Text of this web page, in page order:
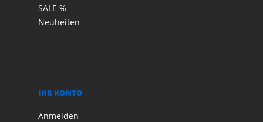
SALE %
Neuheiten
IHR KONTO
Anmelden